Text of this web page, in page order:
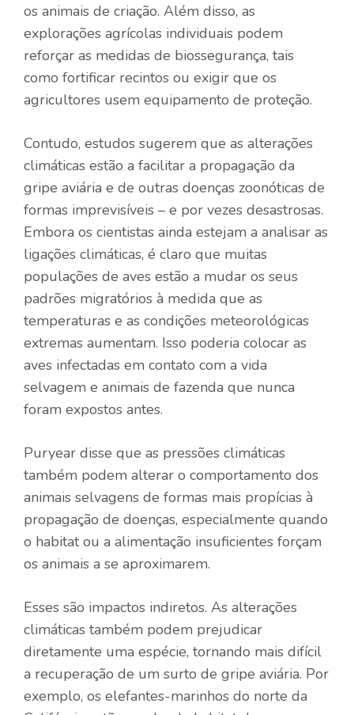
os animais de criação. Além disso, as
explorações agrícolas individuais podem
reforçar as medidas de biossegurança, tais
como fortificar recintos ou exigir que os
agricultores usem equipamento de proteção.
Contudo, estudos sugerem que as alterações
climáticas estão a facilitar a propagação da
gripe aviária e de outras doenças zoonóticas de
formas imprevisíveis – e por vezes desastrosas.
Embora os cientistas ainda estejam a analisar as
ligações climáticas, é claro que muitas
populações de aves estão a mudar os seus
padrões migratórios à medida que as
temperaturas e as condições meteorológicas
extremas aumentam. Isso poderia colocar as
aves infectadas em contato com a vida
selvagem e animais de fazenda que nunca
foram expostos antes.
Puryear disse que as pressões climáticas
também podem alterar o comportamento dos
animais selvagens de formas mais propícias à
propagação de doenças, especialmente quando
o habitat ou a alimentação insuficientes forçam
os animais a se aproximarem.
Esses são impactos indiretos. As alterações
climáticas também podem prejudicar
diretamente uma espécie, tornando mais difícil
a recuperação de um surto de gripe aviária. Por
exemplo, os elefantes-marinhos do norte da